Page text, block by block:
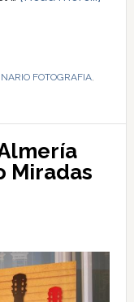
FOTOGRAFIA,
Miradas